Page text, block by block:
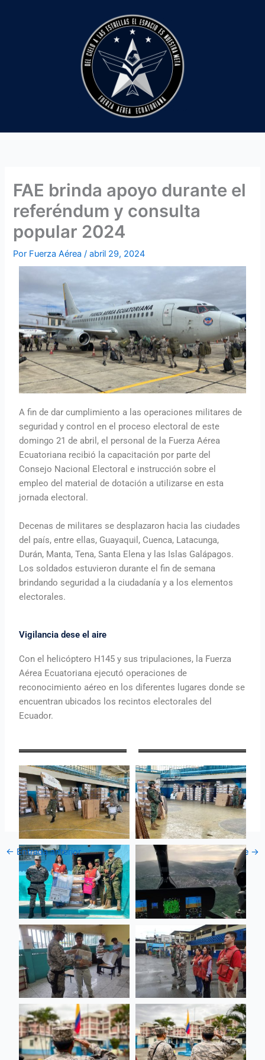
FAE brinda apoyo durante el
referéndum y consulta
popular 2024
Por Fuerza Aérea/abril 29, 2024
A fin de dar cumplimiento a las operaciones militares de
seguridad y control en el proceso electoral de este
domingo 21 de abril, el personal de la Fuerza Aérea
Ecuatoriana recibió la capacitación por parte del
Consejo Nacional Electoral e instrucción sobre el
empleo del material de dotación a utilizarse en esta
jornada electoral.
Decenas de militares se desplazaron hacia las ciudades
del país, entre ellas, Guayaquil, Cuenca, Latacunga,
Durán, Manta, Tena, Santa Elena y las Islas Galápagos.
Los soldados estuvieron durante el fin de semana
brindando seguridad a la ciudadanía y a los elementos
electorales.
Vigilancia dese el aire
Con el helicóptero H145 y sus tripulaciones, la Fuerza
Aérea Ecuatoriana ejecutó operaciones de
reconocimiento aéreo en los diferentes lugares donde se
encuentran ubicados los recintos electorales del
Ecuador.
← Entrada anterior Entrada siguiente →